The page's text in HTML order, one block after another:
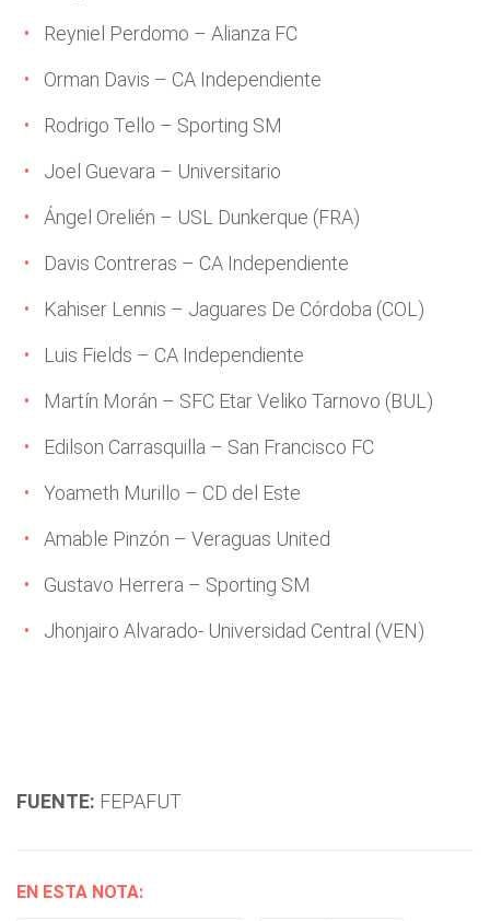
Reyniel Perdomo – Alianza FC
Orman Davis – CA Independiente
Rodrigo Tello – Sporting SM
Joel Guevara – Universitario
Ángel Orelién – USL Dunkerque (FRA)
Davis Contreras – CA Independiente
Kahiser Lennis – Jaguares De Córdoba (COL)
Luis Fields – CA Independiente
Martín Morán – SFC Etar Veliko Tarnovo (BUL)
Edilson Carrasquilla – San Francisco FC
Yoameth Murillo – CD del Este
Amable Pinzón – Veraguas United
Gustavo Herrera – Sporting SM
Jhonjairo Alvarado- Universidad Central (VEN)
FUENTE: FEPAFUT
EN ESTA NOTA: